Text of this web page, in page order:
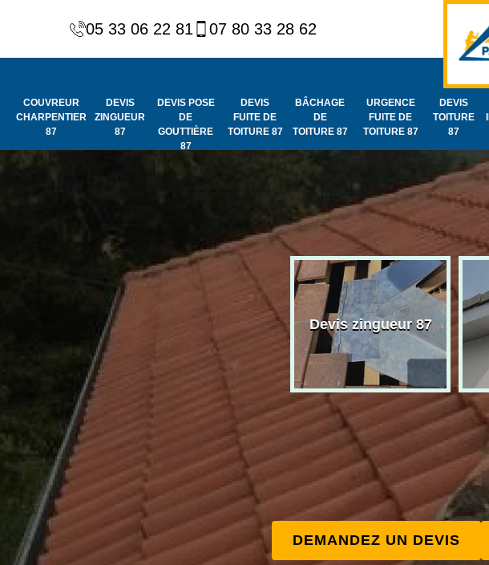
05 33 06 22 81 07 80 33 28 62
COUVREUR
CHARPENTIER
87
DEVIS
ZINGUEUR
87
DEVIS POSE
DE
GOUTTIÈRE
87
DEVIS
FUITE DE
TOITURE 87
BÂCHAGE
DE
TOITURE 87
URGENCE
FUITE DE
TOITURE 87
DEVIS
TOITURE
87
Couvreur
Devis zingueur 87
DEMANDEZ UN DEVIS